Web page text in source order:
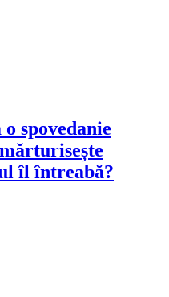
o spovedanie
îl întreabă?